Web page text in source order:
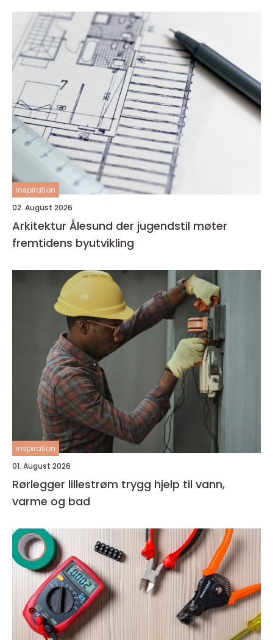
inspiration
02. August 2026
Arkitektur Ålesund der jugendstil møter
fremtidens byutvikling
inspiration
01. August 2026
Rørlegger lillestrøm trygg hjelp til vann,
varme og bad